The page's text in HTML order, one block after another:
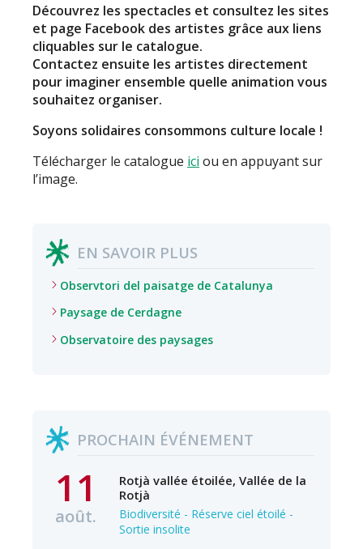
Découvrez les spectacles et consultez les sites
et page Facebook des artistes grâce aux liens
cliquables sur le catalogue.
Contactez ensuite les artistes directement
pour imaginer ensemble quelle animation vous
souhaitez organiser.
Soyons solidaires consommons culture locale !
Télécharger le catalogue ici ou en appuyant sur
l’image.
EN SAVOIR PLUS
Observtori del paisatge de Catalunya
Paysage de Cerdagne
Observatoire des paysages
PROCHAIN ÉVÉNEMENT
11
août.
Rotjà vallée étoilée, Vallée de la
Rotjà
Biodiversité - Réserve ciel étoilé -
Sortie insolite